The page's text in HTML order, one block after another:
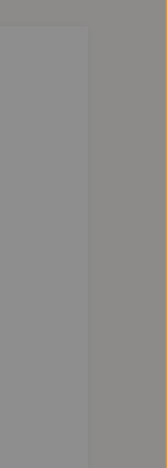
年至
意象：